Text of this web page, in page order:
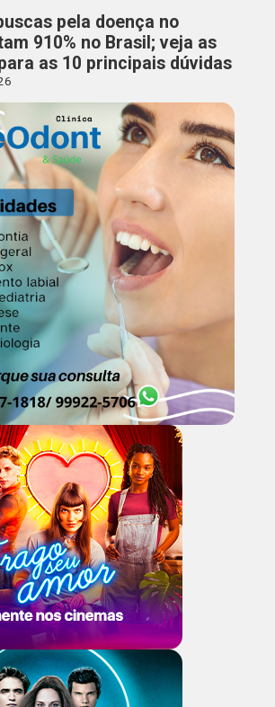
pela doença no
910% no Brasil; veja as
as 10 principais dúvidas